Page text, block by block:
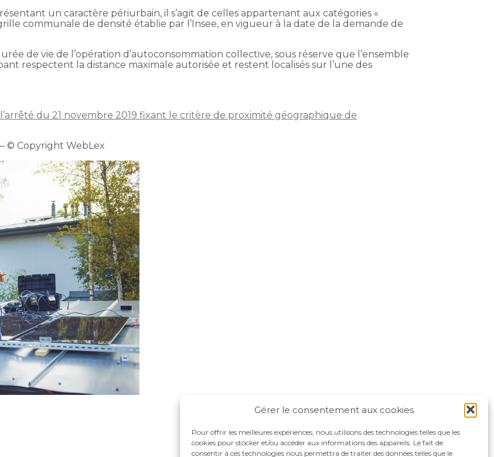
Gérer le consentement aux cookies
Pour offrir les meilleures expériences, nous utilisons des technologies telles que les
cookies pour stocker et/ou accéder aux informations des appareils. Le fait de
consentir à ces technologies nous permettra de traiter des données telles que le
un caractère périurbain, il s’agit de celles appartenant aux catégories «
communale de densité établie par l’Insee, en vigueur à la date de la demande de
de vie de l’opération d’autoconsommation collective, sous réserve que l’ensemble
respectent la distance maximale autorisée et restent localisés sur l’une des
du 21 novembre 2019 fixant le critère de proximité géographique de
– © Copyright WebLex